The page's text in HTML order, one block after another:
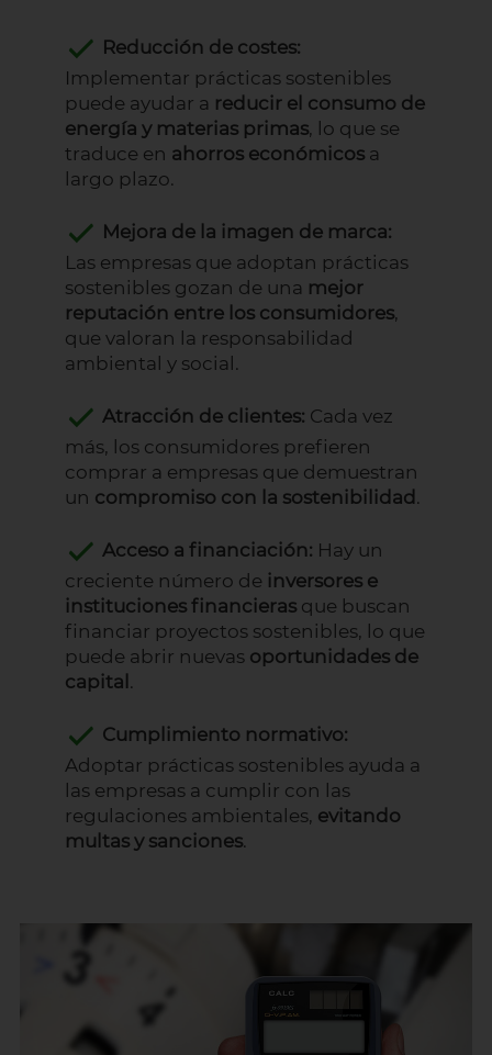
Reducción de costes:
Implementar prácticas sostenibles
puede ayudar a reducir el consumo de
energía y materias primas, lo que se
traduce en ahorros económicos a
largo plazo.
Mejora de la imagen de marca:
Las empresas que adoptan prácticas
sostenibles gozan de una mejor
reputación entre los consumidores,
que valoran la responsabilidad
ambiental y social.
Atracción de clientes: Cada vez
más, los consumidores prefieren
comprar a empresas que demuestran
un compromiso con la sostenibilidad .
Acceso a financiación: Hay un
creciente número de inversores e
instituciones financieras que buscan
financiar proyectos sostenibles, lo que
puede abrir nuevas oportunidades de
capital .
Cumplimiento normativo:
Adoptar prácticas sostenibles ayuda a
las empresas a cumplir con las
regulaciones ambientales, evitando
multas y sanciones.